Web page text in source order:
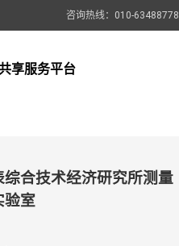
咨询热线：010-63488778
享服务平台
合技术经济研究所测量
验室